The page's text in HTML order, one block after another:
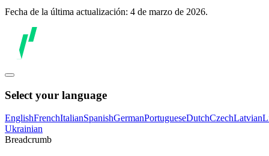
Fecha de la última actualización: 4 de marzo de 2026.
Select your language
EnglishFrenchItalianSpanishGermanPortugueseDutchCzechLatvian
Ukrainian
Breadcrumb